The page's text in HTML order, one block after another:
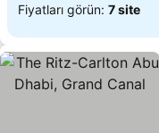
Fiyatları görün: 7 site